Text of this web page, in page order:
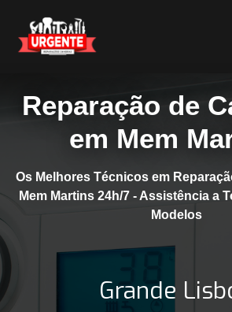
Reparação de
em Mem
Os Melhores Técnicos em
Mem Martins 24h/7 - Assistência a
Modelos
Grande